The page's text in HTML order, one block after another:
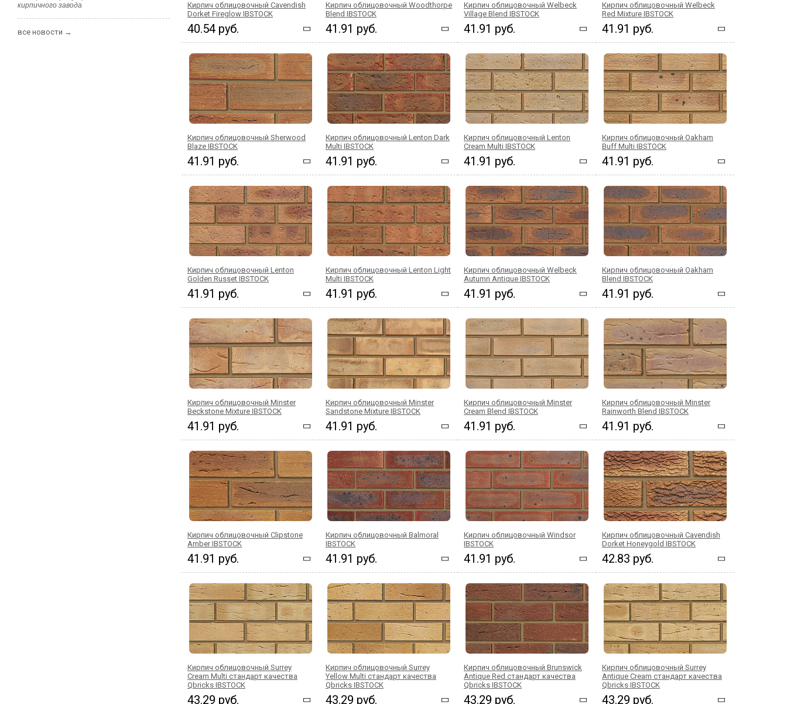
Кирпич облицовочный Cavendish
Dorket Fireglow IBSTOCK
40.54 руб.
Кирпич облицовочный Woodthorpe
Blend IBSTOCK
41.91 руб.
Кирпич облицовочный Welbeck
Village Blend IBSTOCK
41.91 руб.
Кирпич облицовочный Welbeck
Red Mixture IBSTOCK
41.91 руб.
Кирпич облицовочный Sherwood
Blaze IBSTOCK
41.91 руб.
Кирпич облицовочный Lenton Dark
Multi IBSTOCK
41.91 руб.
Кирпич облицовочный Lenton
Cream Multi IBSTOCK
41.91 руб.
Кирпич облицовочный Oakham
Buff Multi IBSTOCK
41.91 руб.
Кирпич облицовочный Lenton
Golden Russet IBSTOCK
41.91 руб.
Кирпич облицовочный Lenton Light
Multi IBSTOCK
41.91 руб.
Кирпич облицовочный Welbeck
Autumn Antique IBSTOCK
41.91 руб.
Кирпич облицовочный Oakham
Blend IBSTOCK
41.91 руб.
Кирпич облицовочный Minster
Beckstone Mixture IBSTOCK
41.91 руб.
Кирпич облицовочный Minster
Sandstone Mixture IBSTOCK
41.91 руб.
Кирпич облицовочный Minster
Cream Blend IBSTOCK
41.91 руб.
Кирпич облицовочный Minster
Rainworth Blend IBSTOCK
41.91 руб.
Кирпич облицовочный Clipstone
Amber IBSTOCK
41.91 руб.
Кирпич облицовочный Balmoral
IBSTOCK
41.91 руб.
Кирпич облицовочный Windsor
IBSTOCK
41.91 руб.
Кирпич облицовочный Cavendish
Dorket Honeygold IBSTOCK
42.83 руб.
Кирпич облицовочный Surrey
Cream Multi стандарт качества
Qbricks IBSTOCK
43.29 руб.
Кирпич облицовочный Surrey
Yellow Multi стандарт качества
Qbricks IBSTOCK
43.29 руб.
Кирпич облицовочный Brunswick
Antique Red стандарт качества
Qbricks IBSTOCK
43.29 руб.
Кирпич облицовочный Surrey
Antique Cream стандарт качества
Qbricks IBSTOCK
43.29 руб.
кирпичного завода
все новости →